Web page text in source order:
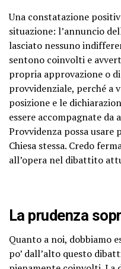
Una constatazione
situazione: l’annuncio
lasciato nessuno
sentono coinvolti e
propria approvazione o
provvidenziale, perché a
posizione e le
essere accompagnate
Provvidenza possa usare
Chiesa stessa. Credo
all’opera nel dibattito
La prudenza
Quanto a noi, dobbiamo
po’ dall’alto questo